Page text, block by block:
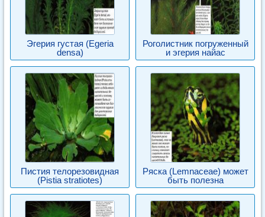
Эгерия густая (Egeria
densa)
Роголистник погруженный
и эгерия найас
Пистия телорезовидная
(Pistia stratiotes)
Ряска (Lemnaceae) может
быть полезна